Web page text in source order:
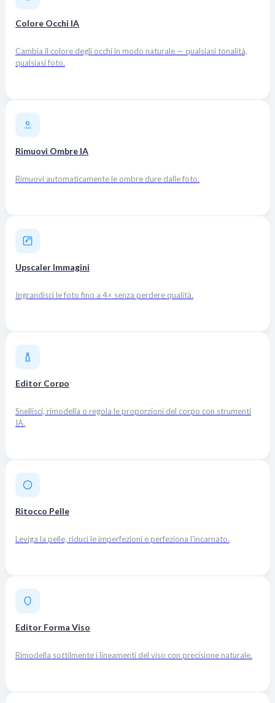
Colore Occhi IA
Cambia il colore degli occhi in modo naturale — qualsiasi tonalità,
qualsiasi foto.
Rimuovi Ombre IA
Rimuovi automaticamente le ombre dure dalle foto.
Upscaler Immagini
Ingrandisci le foto fino a 4× senza perdere qualità.
Editor Corpo
Snellisci, rimodella o regola le proporzioni del corpo con strumenti
IA.
Ritocco Pelle
Leviga la pelle, riduci le imperfezioni e perfeziona l'incarnato.
Editor Forma Viso
Rimodella sottilmente i lineamenti del viso con precisione naturale.